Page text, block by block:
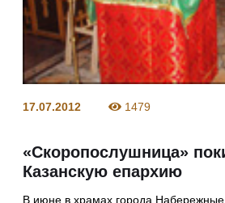
17.07.2012 1479
«Скоропослушница»
Казанскую епархию
В июне в храмах города